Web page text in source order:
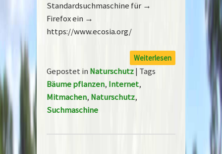
Standardsuchmaschine für →
Firefox ein →
https://www.ecosia.org/
Weiterlesen
Gepostet in Naturschutz| Tags
Bäume pflanzen, Internet,
Mitmachen, Naturschutz,
Suchmaschine